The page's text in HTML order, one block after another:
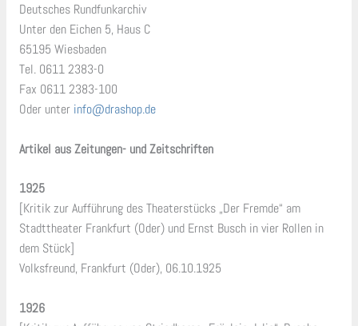
Deutsches Rundfunkarchiv
Unter den Eichen 5, Haus C
65195 Wiesbaden
Tel. 0611 2383-0
Fax 0611 2383-100
Oder unter info@drashop.de
Artikel aus Zeitungen- und Zeitschriften
1925
[Kritik zur Aufführung des Theaterstücks „Der Fremde“ am
Stadttheater Frankfurt (Oder) und Ernst Busch in vier Rollen in
dem Stück]
Volksfreund, Frankfurt (Oder), 06.10.1925
1926